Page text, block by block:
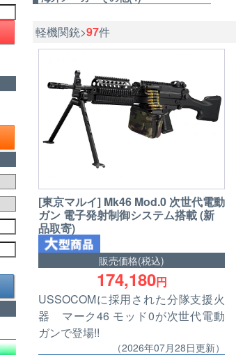
軽機関銃>97件
[東京マルイ] Mk46 Mod.0 次世代電動
ガン 電子発射制御システム搭載 (新
品取寄)
販売価格(税込)
174,180円
USSOCOMに採用された分隊支援火
器 マーク46 モッド0が次世代電動
ガンで登場!!
（2026年07月28日更新）